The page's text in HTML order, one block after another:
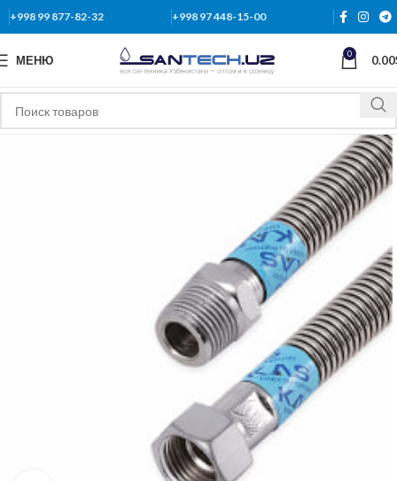
+998 99 877-82-32 +998 97 448-15-00
МЕНЮ 0 0.00